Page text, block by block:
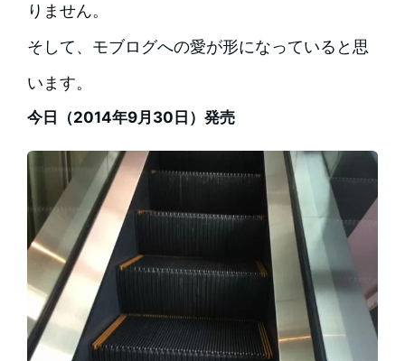
りません。
そして、モブログへの愛が形になっていると思
います。
今日（2014年9月30日）発売